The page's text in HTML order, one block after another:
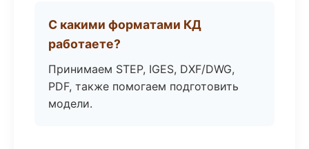
С какими форматами КД
работаете?
Принимаем STEP, IGES, DXF/DWG,
PDF, также помогаем подготовить
модели.